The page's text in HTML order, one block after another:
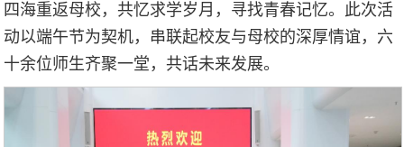
四海重返母校，共忆求学岁月，寻找青春记忆。此次活
动以端午节为契机，串联起校友与母校的深厚情谊，六
十余位师生齐聚一堂，共话未来发展。